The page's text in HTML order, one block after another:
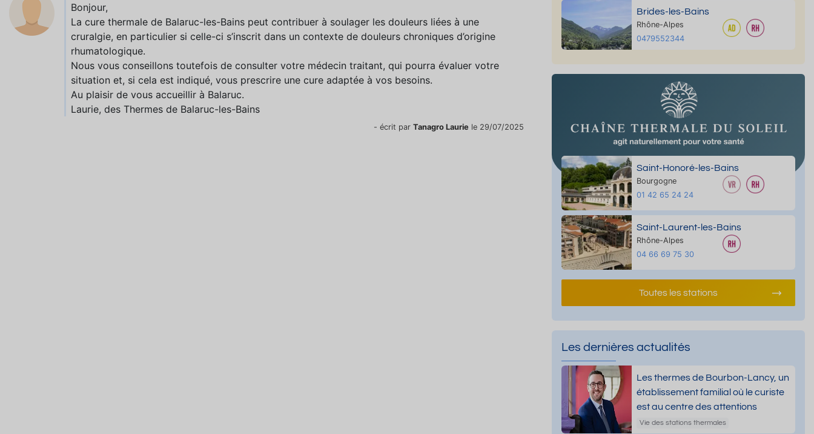
Bonjour,
La cure thermale de Balaruc-les-Bains peut contribuer à soulager les douleurs liées à une
cruralgie, en particulier si celle-ci s’inscrit dans un contexte de douleurs chroniques d’origine
rhumatologique.
Nous vous conseillons toutefois de consulter votre médecin traitant, qui pourra évaluer votre
situation et, si cela est indiqué, vous prescrire une cure adaptée à vos besoins.
Au plaisir de vous accueillir à Balaruc.
Laurie, des Thermes de Balaruc-les-Bains
- écrit par Tanagro Laurie le 29/07/2025
Brides-les-Bains
Rhône-Alpes
0479552344
Saint-Honoré-les-Bains
Bourgogne
01 42 65 24 24
Saint-Laurent-les-Bains
Rhône-Alpes
04 66 69 75 30
Toutes les stations
Les dernières actualités
Les thermes de Bourbon-Lancy, un
établissement familial où le curiste
est au centre des attentions
Vie des stations thermales